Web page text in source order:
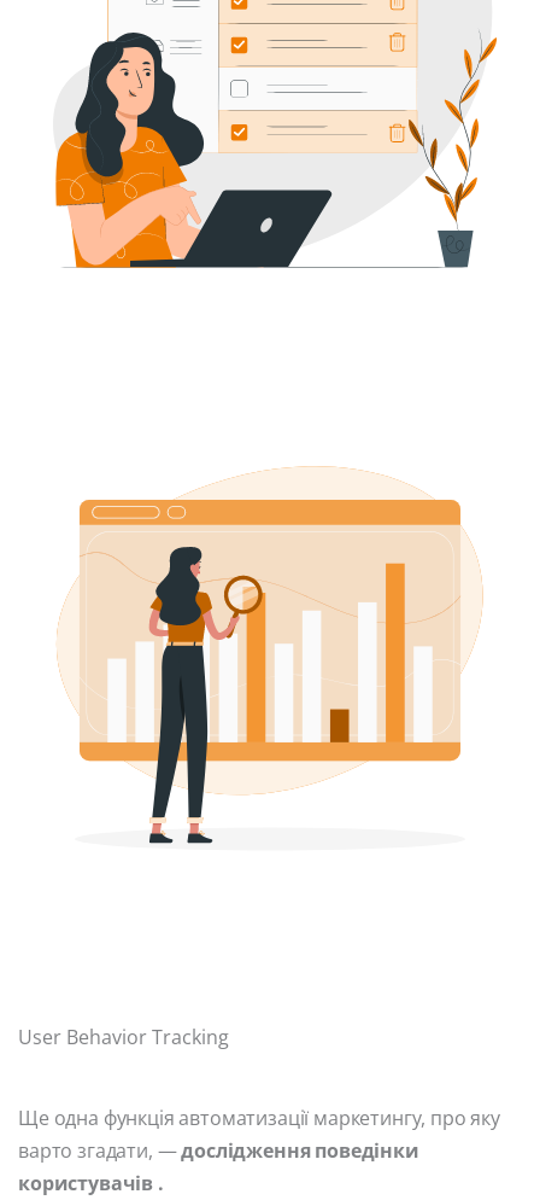
User Behavior Tracking
Ще одна функція автоматизації маркетингу, про яку
варто згадати, —дослідження поведінки
користувачів .